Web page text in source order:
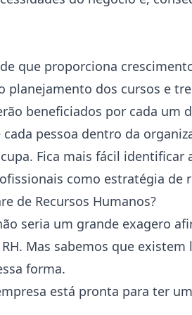
que proporciona
planejamento dos cursos e
beneficiados por cada um
pessoa dentro da
Fica mais fácil
como estratégia de
de Recursos Humanos?
seria um grande exagero
Mas sabemos que
forma.
está pronta para ter